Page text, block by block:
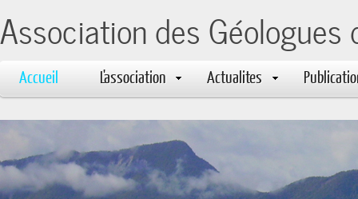
Association des Géologues
Accueil L'association Actualites